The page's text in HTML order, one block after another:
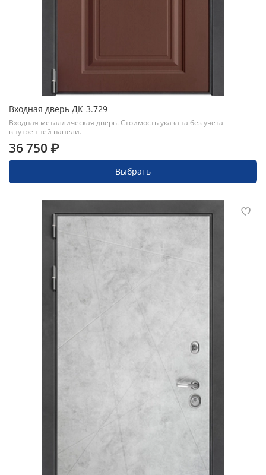
Входная дверь ДК-3.729
Входная металлическая дверь. Стоимость указана без учета
внутренней панели.
36 750 ₽
Выбрать